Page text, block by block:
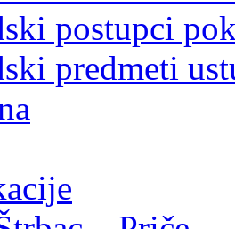
postupci
predmeti